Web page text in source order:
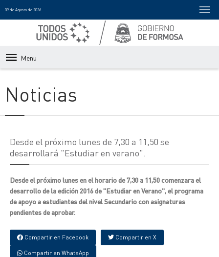
09 de Agosto de 2026
Menu
Noticias
Desde el próximo lunes de 7,30 a 11,50 se
desarrollará "Estudiar en verano".
Desde el próximo lunes en el horario de 7,30 a 11,50 comenzara el
desarrollo de la edición 2016 de "Estudiar en Verano", el programa
de apoyo a estudiantes del nivel Secundario con asignaturas
pendientes de aprobar.
Compartir en Facebook Compartir en X
Compartir en WhatsApp